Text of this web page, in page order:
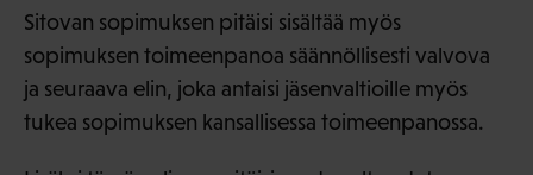
Sitovan sopimuksen pitäisi sisältää myös
sopimuksen toimeenpanoa säännöllisesti valvova
ja seuraava elin, joka antaisi jäsenvaltioille myös
tukea sopimuksen kansallisessa toimeenpanossa.